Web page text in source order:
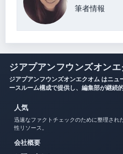
筆者情報
ジアプアンフウンズオン
ジアプアンフウンズオンエクオム はニュ
ースルーム構成で提供し、編集部が継続
人気
迅速なファクトチェックのために整理され
性リソース。
会社概要